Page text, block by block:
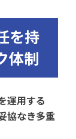
を持
体制
運用する
協なき多重